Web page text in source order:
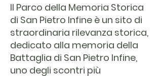
Il Parco della Memoria Storica
di San Pietro Infine è un sito di
straordinaria rilevanza storica,
dedicato alla memoria della
Battaglia di San Pietro Infine,
uno degli scontri più